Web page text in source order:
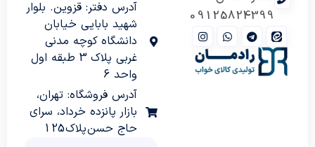
09125824399
آدرس دفتر: قزوین. بلوار
شهید بابایی خیابان
دانشگاه کوچه مدنی
غربی پلاک 3 طبقه اول
واحد 6
آدرس فروشگاه: تهران،
بازار پانزده خرداد، سرای
حاج حسن پلاک 125